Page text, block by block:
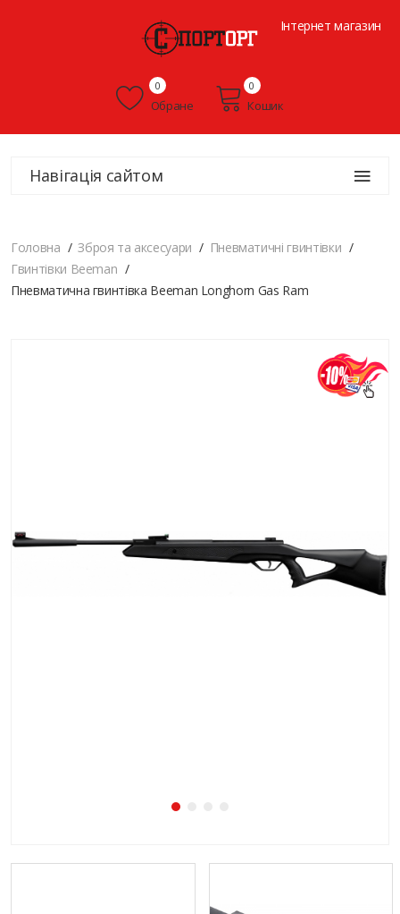
Інтернет магазин
Обране
0
Кошик
0
Навігація сайтом
Головна Зброя та аксесуари
Пневматичні гвинтівки
Гвинтівки Beeman
Пневматична гвинтівка Beeman Longhorn Gas Ram